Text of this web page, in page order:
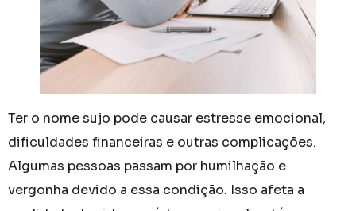
Ter o nome sujo pode causar estresse emocional,
dificuldades financeiras e outras complicações.
Algumas pessoas passam por humilhação e
vergonha devido a essa condição. Isso afeta a